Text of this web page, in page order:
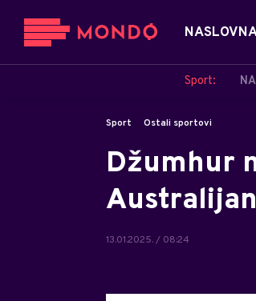
Sport:
Sport Ostali sportovi
Džumhur
13.01.2025. / 08:24